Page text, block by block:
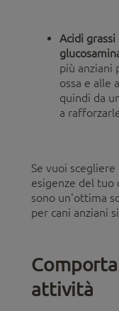
Acidi
più anziani
ossa e alle
quindi da
a
Se vuoi
esigenze del tuo
sono un'ottima
per cani anziani
attività